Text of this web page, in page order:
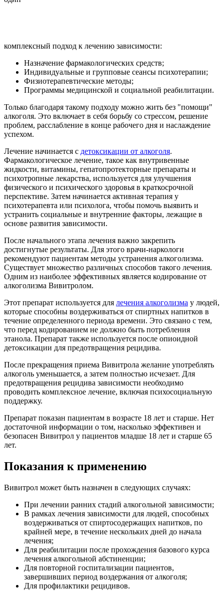
комплексный подход к лечению зависимости:
Назначение фармакологических средств;
Индивидуальные и групповые сеансы психотерапии;
Физиотерапевтические методы;
Программы медицинской и социальной реабилитации.
Только благодаря такому подходу можно жить без "помощи"
алкоголя. Это включает в себя борьбу со стрессом, решение
проблем, расслабление в конце рабочего дня и наслаждение
успехом.
Лечение начинается с детоксикации от алкоголя.
Фармакологическое лечение, такое как внутривенные
жидкости, витамины, гепатопротекторные препараты и
психотропные лекарства, используется для улучшения
физического и психического здоровья в краткосрочной
перспективе. Затем начинается активная терапия у
психотерапевта или психолога, чтобы помочь выявить и
устранить социальные и внутренние факторы, лежащие в
основе развития зависимости.
После начального этапа лечения важно закрепить
достигнутые результаты. Для этого врачи-наркологи
рекомендуют пациентам методы устранения алкоголизма.
Существует множество различных способов такого лечения.
Одним из наиболее эффективных является кодирование от
алкоголизма Вивитролом.
Этот препарат используется для лечения алкоголизма у людей,
которые способны воздерживаться от спиртных напитков в
течение определенного периода времени. Это связано с тем,
что перед кодированием не должно быть потребления
этанола. Препарат также используется после опиоидной
детоксикации для предотвращения рецидива.
После прекращения приема Вивитрола желание употреблять
алкоголь уменьшается, а затем полностью исчезает. Для
предотвращения рецидива зависимости необходимо
проводить комплексное лечение, включая психосоциальную
поддержку.
Препарат показан пациентам в возрасте 18 лет и старше. Нет
достаточной информации о том, насколько эффективен и
безопасен Вивитрол у пациентов младше 18 лет и старше 65
лет.
Показания к применению
Вивитрол может быть назначен в следующих случаях:
При лечении ранних стадий алкогольной зависимости;
В рамках лечения зависимости для людей, способных
воздерживаться от спиртосодержащих напитков, по
крайней мере, в течение нескольких дней до начала
лечения;
Для реабилитации после прохождения базового курса
лечения алкогольной абстиненции;
Для повторной госпитализации пациентов,
завершивших период воздержания от алкоголя;
Для профилактики рецидивов.